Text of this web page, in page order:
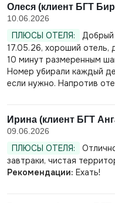
Олеся (клиент БГТ
10.06.2026
ПЛЮСЫ ОТЕЛЯ:
Добрый
17.05.26, хороший
10 минут размеренным
Номер убирали каждый
если нужно. Напротив
Ирина (клиент БГТ
09.06.2026
ПЛЮСЫ ОТЕЛЯ:
завтраки, чистая
Рекомендации: Ехать!